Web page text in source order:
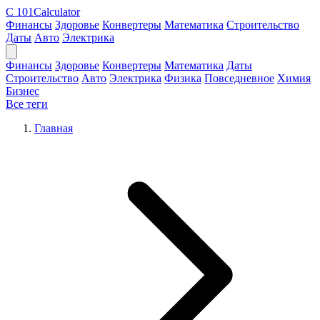
C 101Calculator
Финансы Здоровье Конвертеры Математика Строительство
Даты Авто Электрика
Финансы Здоровье Конвертеры Математика Даты
Строительство Авто Электрика Физика Повседневное Химия
Бизнес
Все теги
Главная